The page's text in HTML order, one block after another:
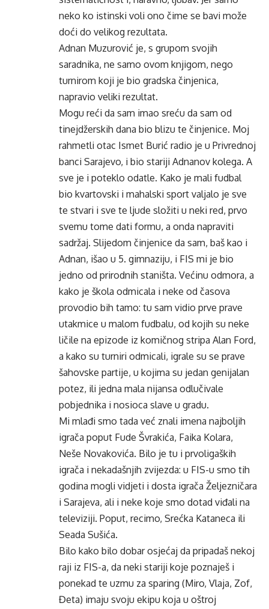
neko ko istinski voli ono čime se bavi može
doći do velikog rezultata.
Adnan Muzurović je, s grupom svojih
saradnika, ne samo ovom knjigom, nego
turnirom koji je bio gradska činjenica,
napravio veliki rezultat.
Mogu reći da sam imao sreću da sam od
tinejdžerskih dana bio blizu te činjenice. Moj
rahmetli otac Ismet Burić radio je u Privrednoj
banci Sarajevo, i bio stariji Adnanov kolega. A
sve je i poteklo odatle. Kako je mali fudbal
bio kvartovski i mahalski sport valjalo je sve
te stvari i sve te ljude složiti u neki red, prvo
svemu tome dati formu, a onda napraviti
sadržaj. Slijedom činjenice da sam, baš kao i
Adnan, išao u 5. gimnaziju, i FIS mi je bio
jedno od prirodnih staništa. Većinu odmora, a
kako je škola odmicala i neke od časova
provodio bih tamo: tu sam vidio prve prave
utakmice u malom fudbalu, od kojih su neke
ličile na epizode iz komičnog stripa Alan Ford,
a kako su turniri odmicali, igrale su se prave
šahovske partije, u kojima su jedan genijalan
potez, ili jedna mala nijansa odlučivale
pobjednika i nosioca slave u gradu.
Mi mlađi smo tada već znali imena najboljih
igrača poput Fude Švrakića, Faika Kolara,
Neše Novakovića. Bilo je tu i prvoligaških
igrača i nekadašnjih zvijezda: u FIS-u smo tih
godina mogli vidjeti i dosta igrača Željezničara
i Sarajeva, ali i neke koje smo dotad viđali na
televiziji. Poput, recimo, Srećka Kataneca ili
Seada Sušića.
Bilo kako bilo dobar osjećaj da pripadaš nekoj
raji iz FIS-a, da neki stariji koje poznaješ i
ponekad te uzmu za sparing (Miro, Vlaja, Zof,
Đeta) imaju svoju ekipu koja u oštroj